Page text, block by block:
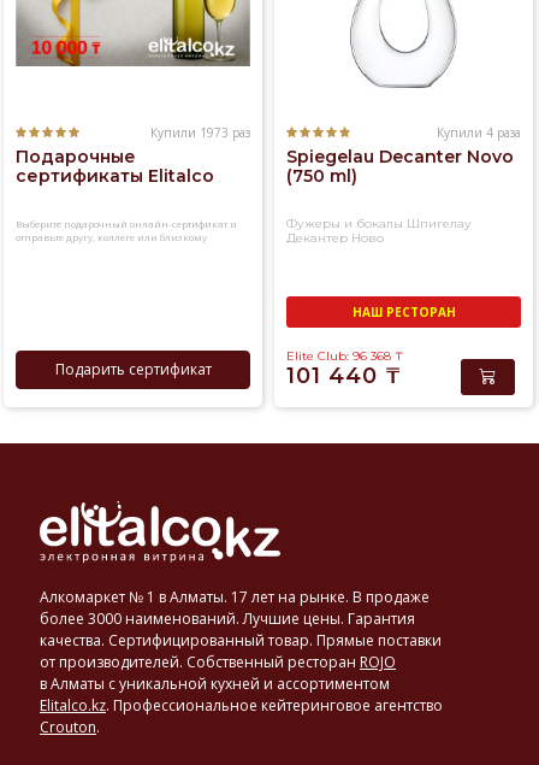
Купили 1973 раз
Подарочные
сертификаты Elitalco
Выберите подарочный онлайн-сертификат и
отправьте другу, коллеге или близкому
Подарить сертификат
Купили 4 раза
Spiegelau Decanter Novo
(750 ml)
Фужеры и бокалы Шпигелау
Декантер Ново
НАШ РЕСТОРАН
Elite Club: 96 368 ₸
101 440 ₸
Алкомаркет № 1 в Алматы. 17 лет на рынке. В продаже
более 3000 наименований. Лучшие цены. Гарантия
качества. Сертифицированный товар. Прямые поставки
от производителей. Собственный ресторан ROJO
в Алматы с уникальной кухней и ассортиментом
Elitalco.kz. Профессиональное кейтеринговое агентство
Crouton.